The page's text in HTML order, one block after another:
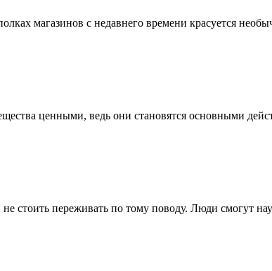
магазинов с недавнего времени красуется
ценными, ведь они становятся основными
стоить переживать по тому поводу. Люди смогут